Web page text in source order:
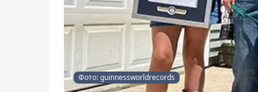
Фото: guinnessworldrecords